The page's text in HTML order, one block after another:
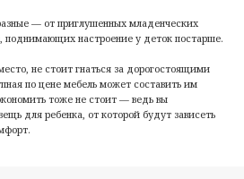
— от приглушенных младенческих
поднимающих настроение у деток постарше.
не стоит гнаться за дорогостоящими
по цене мебель может составить им
тоже не стоит — ведь вы
для ребенка, от которой будут зависеть